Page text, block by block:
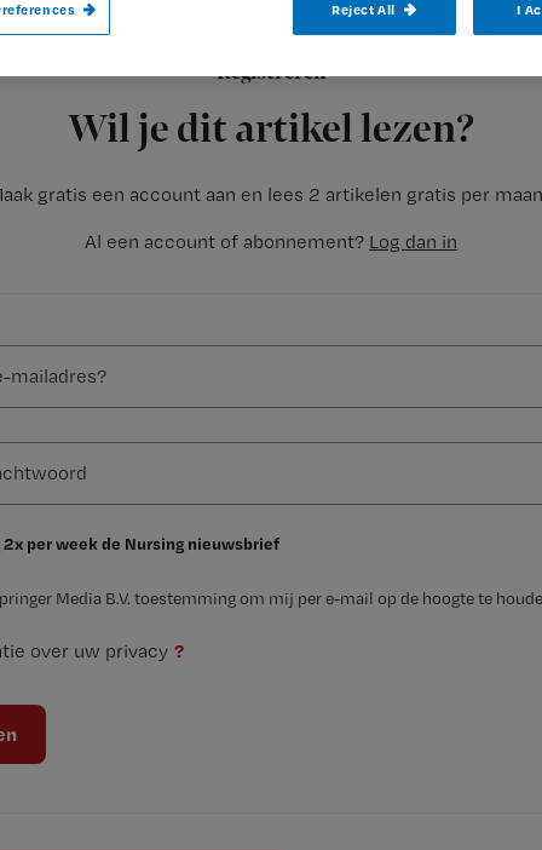
Registreren
Wil je dit artikel lezen?
gratis een account aan en lees 2 artikelen gratis per
Al een account of abonnement? Log dan in
2x per week de Nursing nieuwsbrief
Media B.V. toestemming om mij per e-mail op de hoogte te
over uw privacy ?
Reject All I